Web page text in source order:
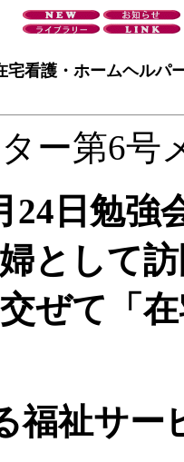
宅看護・ホームヘルパ
ー第6号
24日勉強
として
ぜて「
福祉サー